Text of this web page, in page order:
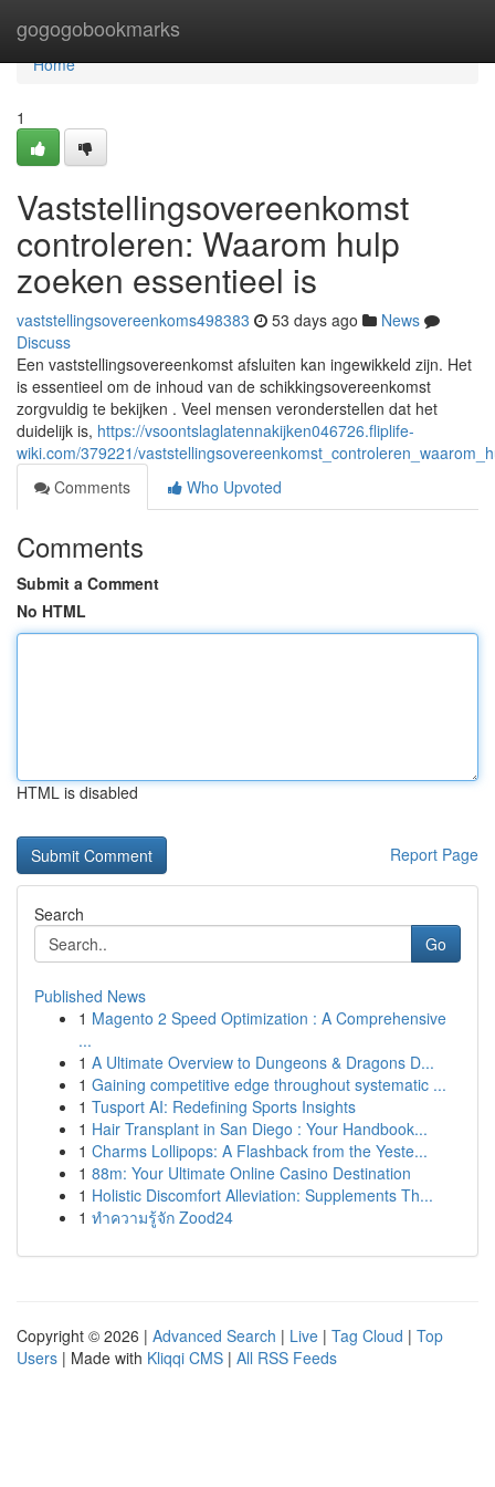
gogogobookmarks
Home
Home
1
Vaststellingsovereenkomst
controleren: Waarom hulp
zoeken essentieel is
vaststellingsovereenkoms498383 53 days ago
News
Discuss
Een vaststellingsovereenkomst afsluiten kan ingewikkeld zijn. Het
is essentieel om de inhoud van de schikkingsovereenkomst
zorgvuldig te bekijken . Veel mensen veronderstellen dat het
duidelijk is, https://vsoontslaglatennakijken046726.fliplife-
wiki.com/379221/
Comments
Who Upvoted
Comments
Submit a Comment
No HTML
HTML is disabled
Report Page
Search
Go
Published News
1 Magento 2 Speed Optimization : A Comprehensive
...
1 A Ultimate Overview to Dungeons & Dragons D...
1 Gaining competitive edge throughout systematic ...
1 Tusport AI: Redefining Sports Insights
1 Hair Transplant in San Diego : Your Handbook...
1 Charms Lollipops: A Flashback from the Yeste...
1 88m: Your Ultimate Online Casino Destination
1 Holistic Discomfort Alleviation: Supplements Th...
1 ทำความรู้จัก Zood24
Copyright © 2026 | Advanced Search | Live | Tag Cloud | Top
Users | Made with Kliqqi CMS | All RSS Feeds